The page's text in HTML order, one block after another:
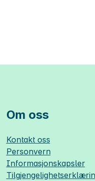
Om oss
Kontakt oss
Personvern
Informasjonskapsler